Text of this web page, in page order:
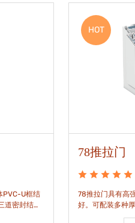
PVC-U框结
道密封结
HOT
78推拉门
78推拉门具有高
好。可配装多种